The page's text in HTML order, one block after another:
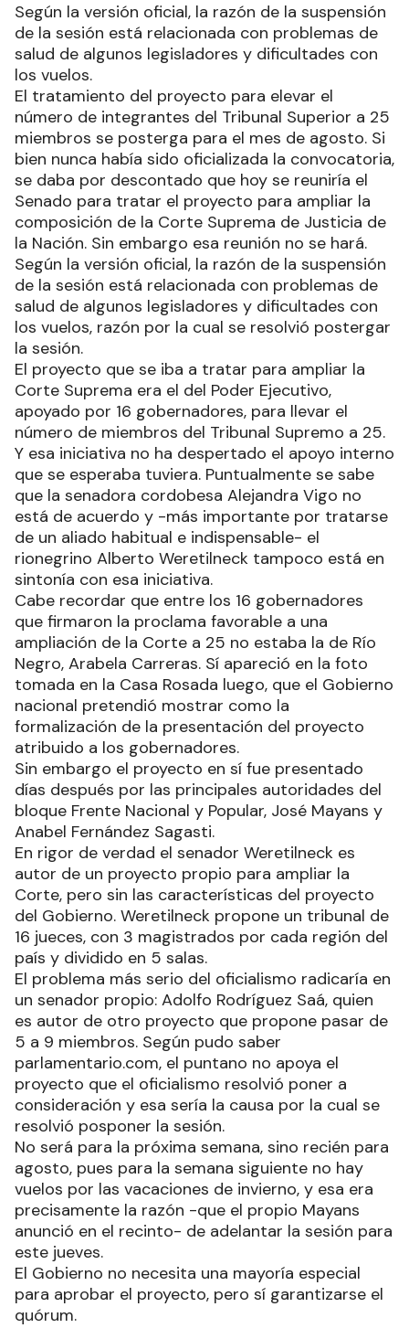
Según la versión oficial, la razón de la suspensión
de la sesión está relacionada con problemas de
salud de algunos legisladores y dificultades con
los vuelos.
El tratamiento del proyecto para elevar el
número de integrantes del Tribunal Superior a 25
miembros se posterga para el mes de agosto. Si
bien nunca había sido oficializada la convocatoria,
se daba por descontado que hoy se reuniría el
Senado para tratar el proyecto para ampliar la
composición de la Corte Suprema de Justicia de
la Nación. Sin embargo esa reunión no se hará.
Según la versión oficial, la razón de la suspensión
de la sesión está relacionada con problemas de
salud de algunos legisladores y dificultades con
los vuelos, razón por la cual se resolvió postergar
la sesión.
El proyecto que se iba a tratar para ampliar la
Corte Suprema era el del Poder Ejecutivo,
apoyado por 16 gobernadores, para llevar el
número de miembros del Tribunal Supremo a 25.
Y esa iniciativa no ha despertado el apoyo interno
que se esperaba tuviera. Puntualmente se sabe
que la senadora cordobesa Alejandra Vigo no
está de acuerdo y -más importante por tratarse
de un aliado habitual e indispensable- el
rionegrino Alberto Weretilneck tampoco está en
sintonía con esa iniciativa.
Cabe recordar que entre los 16 gobernadores
que firmaron la proclama favorable a una
ampliación de la Corte a 25 no estaba la de Río
Negro, Arabela Carreras. Sí apareció en la foto
tomada en la Casa Rosada luego, que el Gobierno
nacional pretendió mostrar como la
formalización de la presentación del proyecto
atribuido a los gobernadores.
Sin embargo el proyecto en sí fue presentado
días después por las principales autoridades del
bloque Frente Nacional y Popular, José Mayans y
Anabel Fernández Sagasti.
En rigor de verdad el senador Weretilneck es
autor de un proyecto propio para ampliar la
Corte, pero sin las características del proyecto
del Gobierno. Weretilneck propone un tribunal de
16 jueces, con 3 magistrados por cada región del
país y dividido en 5 salas.
El problema más serio del oficialismo radicaría en
un senador propio: Adolfo Rodríguez Saá, quien
es autor de otro proyecto que propone pasar de
5 a 9 miembros. Según pudo saber
parlamentario.com, el puntano no apoya el
proyecto que el oficialismo resolvió poner a
consideración y esa sería la causa por la cual se
resolvió posponer la sesión.
No será para la próxima semana, sino recién para
agosto, pues para la semana siguiente no hay
vuelos por las vacaciones de invierno, y esa era
precisamente la razón -que el propio Mayans
anunció en el recinto- de adelantar la sesión para
este jueves.
El Gobierno no necesita una mayoría especial
para aprobar el proyecto, pero sí garantizarse el
quórum.